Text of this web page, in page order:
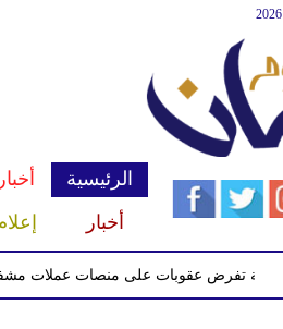
الرئيسية
أخبار
تفرض عقوبات على منصات عملات مشفرة